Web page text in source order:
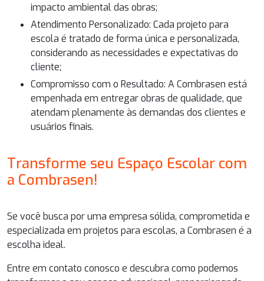
impacto ambiental das obras;
Atendimento Personalizado: Cada projeto para
escola é tratado de forma única e personalizada,
considerando as necessidades e expectativas do
cliente;
Compromisso com o Resultado: A Combrasen está
empenhada em entregar obras de qualidade, que
atendam plenamente às demandas dos clientes e
usuários finais.
Transforme seu Espaço Escolar com
a Combrasen!
Se você busca por uma empresa sólida, comprometida e
especializada em projetos para escolas, a Combrasen é a
escolha ideal.
Entre em contato conosco e descubra como podemos